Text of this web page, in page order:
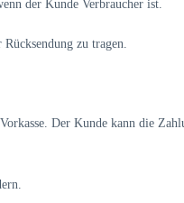
der Kunde Verbraucher ist.
zu tragen.
Der Kunde kann die